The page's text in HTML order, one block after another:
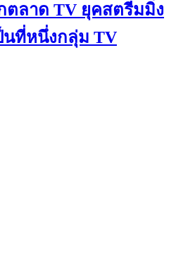
ตลาด TV ยุคสตรีมมิ่ง
นที่หนึ่งกลุ่ม TV